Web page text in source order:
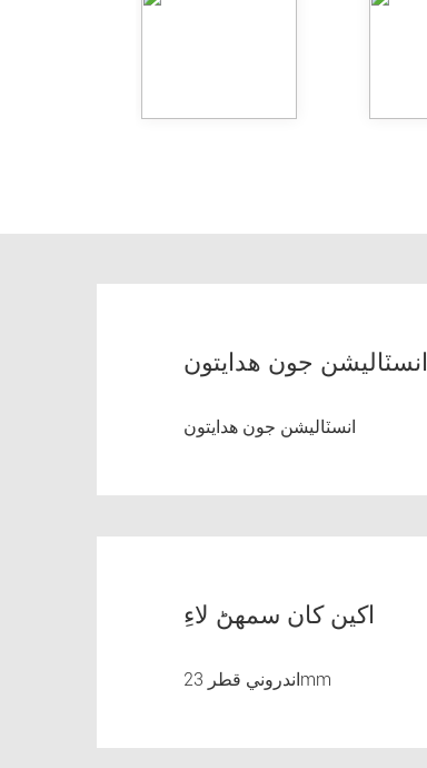
انسٽاليشن جون هدايتون
انسٽاليشن جون هدايتون
اکين کان سمهڻ لاءِ
اندروني قطر 23mm